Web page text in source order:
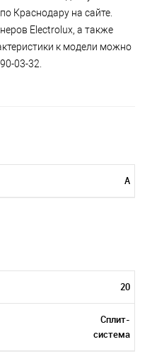
Краснодару на сайте.
Electrolux, а также
к модели можно
03-32.
A
20
Сплит-
система